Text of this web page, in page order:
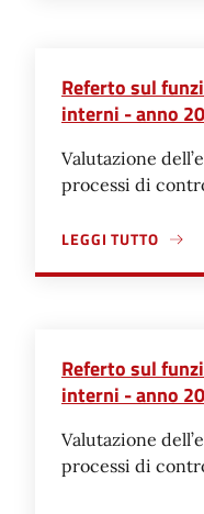
Referto sul
interni - anno
Valutazione
processi di
LEGGI TUTTO
A PROPOSITO DI
Referto sul
interni - anno
Valutazione
processi di